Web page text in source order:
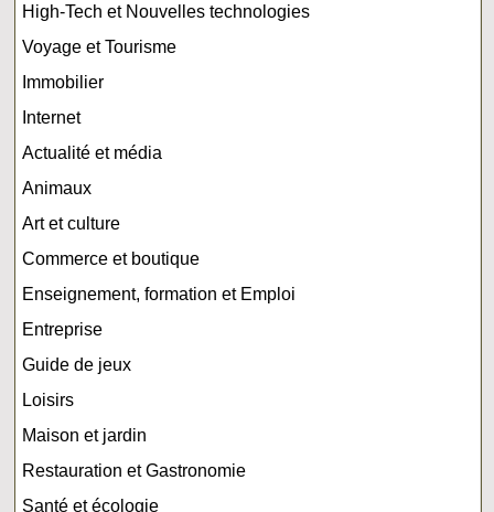
High-Tech et Nouvelles technologies
Voyage et Tourisme
Immobilier
Internet
Actualité et média
Animaux
Art et culture
Commerce et boutique
Enseignement, formation et Emploi
Entreprise
Guide de jeux
Loisirs
Maison et jardin
Restauration et Gastronomie
Santé et écologie